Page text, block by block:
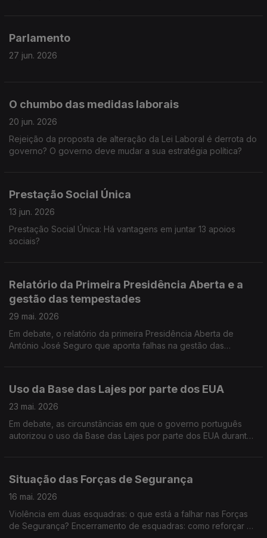
Parlamento
27 jun. 2026
O chumbo das medidas laborais
20 jun. 2026
Rejeição da proposta de alteração da Lei Laboral é derrota do
governo? O governo deve mudar a sua estratégia política?
Prestação Social Única
13 jun. 2026
Prestação Social Única: Há vantagens em juntar 13 apoios
sociais?
Relatório da Primeira Presidência Aberta e a
gestão das tempestades
29 mai. 2026
Em debate, o relatório da primeira Presidência Aberta de
António José Seguro que aponta falhas na gestão das
Uso da Base das Lajes por parte dos EUA
23 mai. 2026
Em debate, as circunstâncias em que o governo português
autorizou o uso da Base das Lajes por parte dos EUA durante
Situação das Forças de Segurança
16 mai. 2026
Violência em duas esquadras: o que está a falhar nas Forças
de Segurança? Encerramento de esquadras: como reforçar o